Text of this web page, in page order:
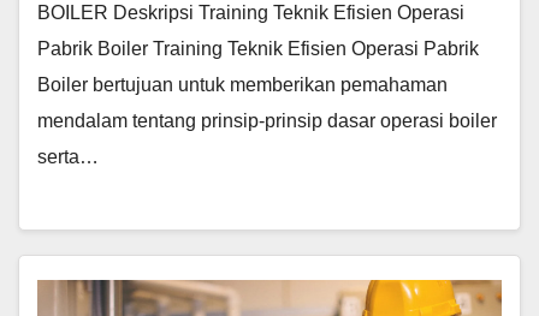
BOILER Deskripsi Training Teknik Efisien Operasi
Pabrik Boiler Training Teknik Efisien Operasi Pabrik
Boiler bertujuan untuk memberikan pemahaman
mendalam tentang prinsip-prinsip dasar operasi boiler
serta…